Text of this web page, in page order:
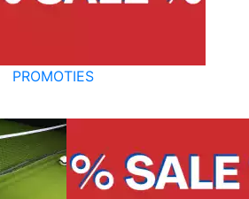
PROMOTIES